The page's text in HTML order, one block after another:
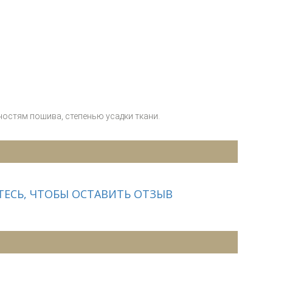
пошива, степенью усадки ткани.
ЧТОБЫ ОСТАВИТЬ ОТЗЫВ